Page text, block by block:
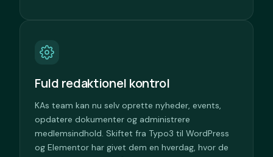
Fuld redaktionel kontrol
KAs team kan nu selv oprette nyheder, events,
opdatere dokumenter og administrere
medlemsindhold. Skiftet fra Typo3 til WordPress
og Elementor har givet dem en hverdag, hvor de